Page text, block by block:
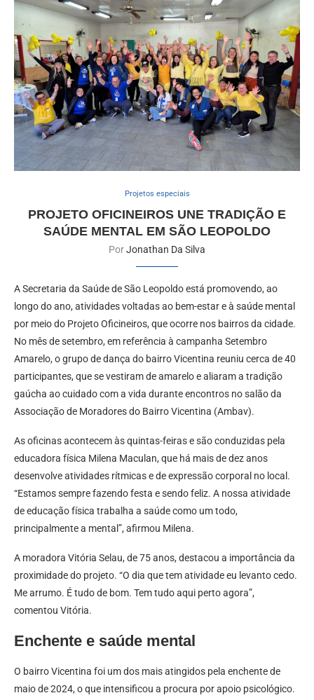
Projetos especiais
PROJETO OFICINEIROS UNE TRADIÇÃO E
SAÚDE MENTAL EM SÃO LEOPOLDO
PorJonathan Da Silva
A Secretaria da Saúde de São Leopoldo está promovendo, ao
longo do ano, atividades voltadas ao bem-estar e à saúde mental
por meio do Projeto Oficineiros, que ocorre nos bairros da cidade.
No mês de setembro, em referência à campanha Setembro
Amarelo, o grupo de dança do bairro Vicentina reuniu cerca de 40
participantes, que se vestiram de amarelo e aliaram a tradição
gaúcha ao cuidado com a vida durante encontros no salão da
Associação de Moradores do Bairro Vicentina (Ambav).
As oficinas acontecem às quintas-feiras e são conduzidas pela
educadora física Milena Maculan, que há mais de dez anos
desenvolve atividades rítmicas e de expressão corporal no local.
“Estamos sempre fazendo festa e sendo feliz. A nossa atividade
de educação física trabalha a saúde como um todo,
principalmente a mental”, afirmou Milena.
A moradora Vitória Selau, de 75 anos, destacou a importância da
proximidade do projeto. “O dia que tem atividade eu levanto cedo.
Me arrumo. É tudo de bom. Tem tudo aqui perto agora”,
comentou Vitória.
Enchente e saúde mental
O bairro Vicentina foi um dos mais atingidos pela enchente de
maio de 2024, o que intensificou a procura por apoio psicológico.